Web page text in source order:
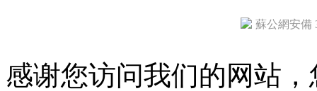
蘇公網安備
感谢您访问我们的网站